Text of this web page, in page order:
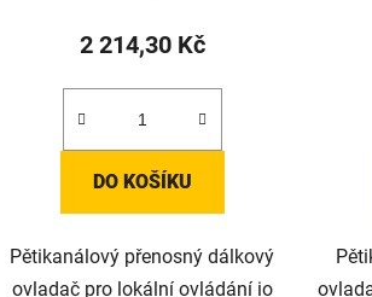
2 214,30 Kč
DO KOŠÍKU
Pětikanálový přenosný dálkový
ovladač pro lokální ovládání io